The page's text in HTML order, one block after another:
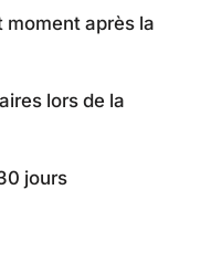
moment après la
lors de la
jours